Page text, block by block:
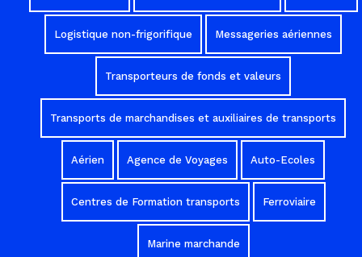
Logistique non-frigorifique Messageries aériennes
Transporteurs de fonds et valeurs
Transports de marchandises et auxiliaires de transports
Aérien Agence de Voyages Auto-Ecoles
Centres de Formation transports Ferroviaire
Marine marchande